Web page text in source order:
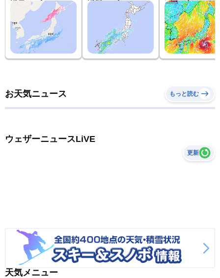
お天気ニュース もっと読む
ウェザーニュースLiVE
更新
天気メニュー